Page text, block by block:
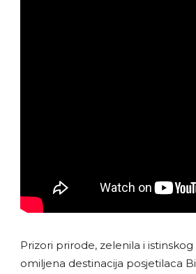
Prizori prirode, zelenila i
omiljena destinacija posjetilaca